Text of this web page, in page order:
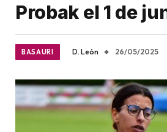
Probak el 1 de
BASAURI D. León 26/05/2025